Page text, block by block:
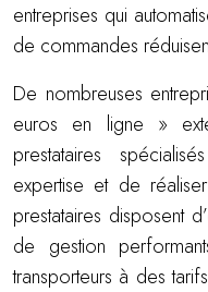
entreprises qui
de commandes
De nombreuses
euros en ligne »
prestataires
expertise et de
prestataires disposent
de gestion
transporteurs à des